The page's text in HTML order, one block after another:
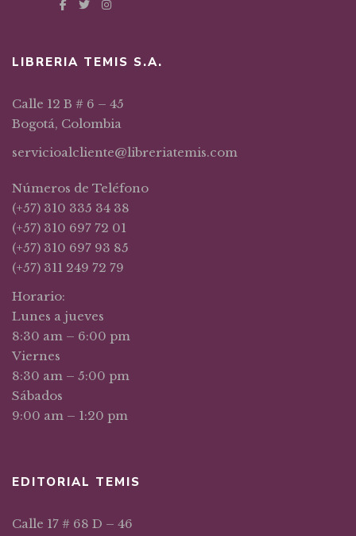
LIBRERIA TEMIS S.A.
Calle 12 B # 6 – 45
Bogotá, Colombia
servicioalcliente@libreriatemis.com
Números de Teléfono
(+57) 310 335 34 38
(+57) 310 697 72 01
(+57) 310 697 93 85
(+57) 311 249 72 79
Horario:
Lunes a jueves
8:30 am – 6:00 pm
Viernes
8:30 am – 5:00 pm
Sábados
9:00 am – 1:20 pm
EDITORIAL TEMIS
Calle 17 # 68 D – 46